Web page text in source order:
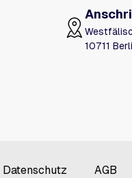
10711
Datenschutz AGB